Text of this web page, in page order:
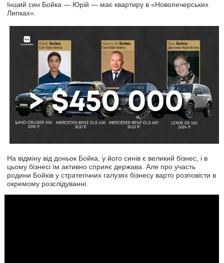
Інший син Бойка — Юрій — має квартиру в «Новопечерських
Липках».
На відміну від доньок Бойка, у його синів є великий бізнес, і в
цьому бізнесі їм активно сприяє держава. Але про участь
родини Бойків у стратегічних галузях бізнесу варто розповісти в
окремому розслідуванні.